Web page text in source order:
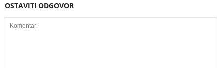
OSTAVITI ODGOVOR